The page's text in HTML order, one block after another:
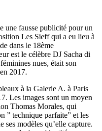
une fausse publicité pour un
Les Sieff qui a eu lieu à
dans le 18ème
est le célèbre DJ Sacha di
nues, était son
2017.
à la Galerie A. à Paris
Les images sont un moyen
Thomas Morales, qui
” technique parfaite” et les
ses modèles qu’elle capture.